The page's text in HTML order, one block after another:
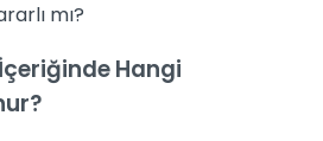
mı?
Hangi